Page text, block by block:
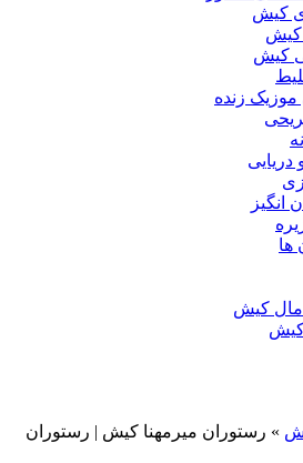
کیش
کیش
کیش
زنده
دریایی
انگیز
ها
کیش
» رستوران میرمهنا کیش | رستوران